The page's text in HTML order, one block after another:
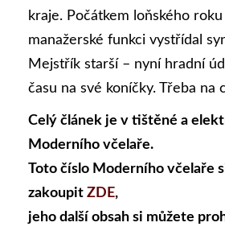
kraje. Počátkem loňského
manažerské funkci vystřídal
Mejstřík starší – nyní hradní
času na své koníčky. Třeba na
Celý článek je v tištěné a
Moderního včelaře.
Toto číslo Moderního včelaře
zakoupit ZDE,
jeho další obsah si můžete